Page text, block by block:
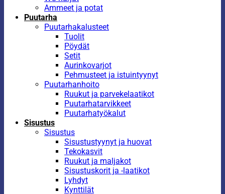
Ammeet ja potat
Puutarha
Puutarhakalusteet
Tuolit
Pöydät
Setit
Aurinkovarjot
Pehmusteet ja istuintyynyt
Puutarhanhoito
Ruukut ja parvekelaatikot
Puutarhatarvikkeet
Puutarhatyökalut
Sisustus
Sisustus
Sisustustyynyt ja huovat
Tekokasvit
Ruukut ja maljakot
Sisustuskorit ja -laatikot
Lyhdyt
Kynttilät